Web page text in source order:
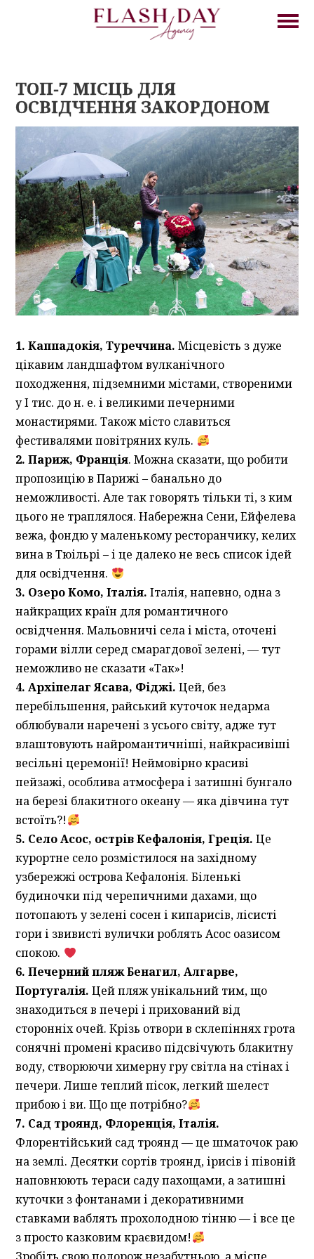
ТОП-7 МІСЦЬ ДЛЯ
ОСВІДЧЕННЯ ЗАКОРДОНОМ
1. Каппадокія, Туреччина. Місцевість з дуже
цікавим ландшафтом вулканічного
походження, підземними містами, створеними
у I тис. до н. е. і великими печерними
монастирями. Також місто славиться
фестивалями повітряних куль.
2. Париж, Франція. Можна сказати, що робити
пропозицію в Парижі – банально до
неможливості. Але так говорять тільки ті, з ким
цього не траплялося. Набережна Сени, Ейфелева
вежа, фондю у маленькому ресторанчику, келих
вина в Тюільрі – і це далеко не весь список ідей
для освідчення.
3. Озеро Комо, Італія. Італія, напевно, одна з
найкращих країн для романтичного
освідчення. Мальовничі села і міста, оточені
горами вілли серед смарагдової зелені, — тут
неможливо не сказати «Так»!
4. Архіпелаг Ясава, Фіджі. Цей, без
перебільшення, райський куточок недарма
облюбували наречені з усього світу, адже тут
влаштовують найромантичніші, найкрасивіші
весільні церемонії! Неймовірно красиві
пейзажі, особлива атмосфера і затишні бунгало
на березі блакитного океану — яка дівчина тут
встоїть?!
5. Село Асос, острів Кефалонія, Греція. Це
курортне село розмістилося на західному
узбережжі острова Кефалонія. Біленькі
будиночки під черепичними дахами, що
потопають у зелені сосен і кипарисів, лісисті
гори і звивисті вулички роблять Асос оазисом
спокою.
6. Печерний пляж Бенагил, Алгарве,
Португалія. Цей пляж унікальний тим, що
знаходиться в печері і прихований від
сторонніх очей. Крізь отвори в склепіннях грота
сонячні промені красиво підсвічують блакитну
воду, створюючи химерну гру світла на стінах і
печери. Лише теплий пісок, легкий шелест
прибою і ви. Що ще потрібно?
7. Сад троянд, Флоренція, Італія.
Флорентійський сад троянд — це шматочок раю
на землі. Десятки сортів троянд, ірисів і півоній
наповнюють тераси саду пахощами, а затишні
куточки з фонтанами і декоративними
ставками ваблять прохолодною тінню — і все це
з просто казковим краєвидом!